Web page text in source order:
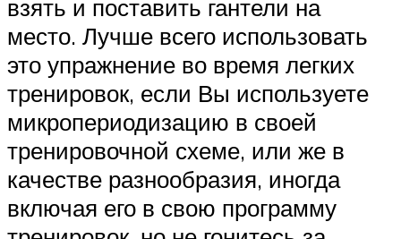
взять и поставить гантели на
место. Лучше всего использовать
это упражнение во время легких
тренировок, если Вы используете
микропериодизацию в своей
тренировочной схеме, или же в
качестве разнообразия, иногда
включая его в свою программу